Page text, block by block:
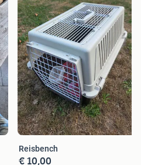
Reisbench
€ 10,00